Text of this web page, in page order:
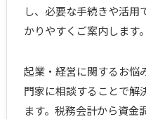
し、必要な手続きや活用
かりやすくご案内します。
起業・経営に関するお悩
門家に相談することで解
ます。税務会計から資金